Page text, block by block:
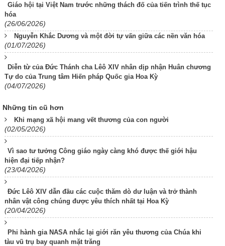
Giáo hội tại Việt Nam trước những thách đố của tiến trình thế tục
hóa
(26/06/2026)
Nguyễn Khắc Dương và một đời tự vấn giữa các nền văn hóa
(01/07/2026)
Diễn từ của Đức Thánh cha Lêô XIV nhân dịp nhận Huân chương
Tự do của Trung tâm Hiến pháp Quốc gia Hoa Kỳ
(04/07/2026)
Những tin cũ hơn
Khi mạng xã hội mang vết thương của con người
(02/05/2026)
Vì sao tư tưởng Công giáo ngày càng khó được thế giới hậu
hiện đại tiếp nhận?
(23/04/2026)
Đức Lêô XIV dẫn đầu các cuộc thăm dò dư luận và trở thành
nhân vật công chúng được yêu thích nhất tại Hoa Kỳ
(20/04/2026)
Phi hành gia NASA nhắc lại giới răn yêu thương của Chúa khi
tàu vũ trụ bay quanh mặt trăng